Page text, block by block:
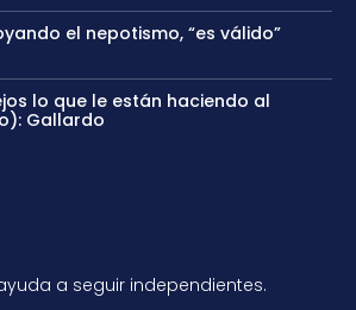
el nepotismo, “es válido”
lo que le están haciendo al
Gallardo
a seguir independientes.